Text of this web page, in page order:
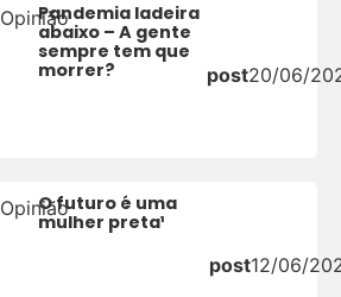
OpiniãoPandemia ladeira
abaixo – A gente
sempre tem que
morrer?
post20/06/
OpiniãoO futuro é uma
mulher preta¹
post12/06/